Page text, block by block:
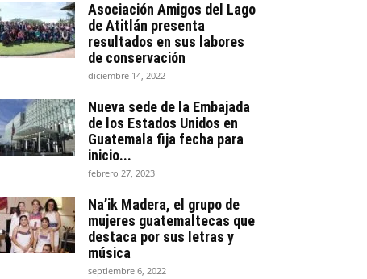
Asociación Amigos del Lago
de Atitlán presenta
resultados en sus labores
de conservación
diciembre 14, 2022
Nueva sede de la Embajada
de los Estados Unidos en
Guatemala fija fecha para
inicio...
febrero 27, 2023
Na’ik Madera, el grupo de
mujeres guatemaltecas que
destaca por sus letras y
música
septiembre 6, 2022